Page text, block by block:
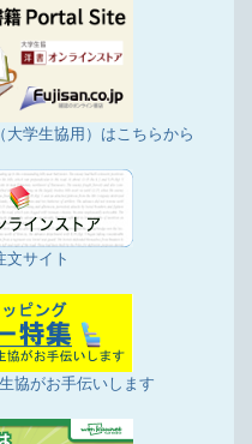
学生協用）はこちらから
文サイト
協がお手伝いします